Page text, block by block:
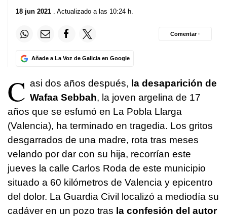
18 jun 2021 . Actualizado a las 10:24 h.
Añade a La Voz de Galicia en Google
Comentar ·
C asi dos años después, la desaparición de
Wafaa Sebbah, la joven argelina de 17
años que se esfumó en La Pobla Llarga
(Valencia), ha terminado en tragedia. Los gritos
desgarrados de una madre, rota tras meses
velando por dar con su hija, recorrían este
jueves la calle Carlos Roda de este municipio
situado a 60 kilómetros de Valencia y epicentro
del dolor. La Guardia Civil localizó a mediodía su
cadáver en un pozo tras la confesión del autor